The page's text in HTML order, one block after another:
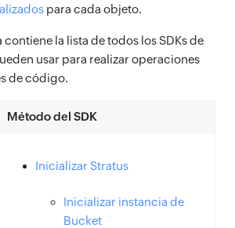
para cada objeto.
contiene la lista de todos los SDKs de
usar para realizar operaciones
de código.
Método del SDK
Inicializar Stratus
Inicializar instancia de
Bucket